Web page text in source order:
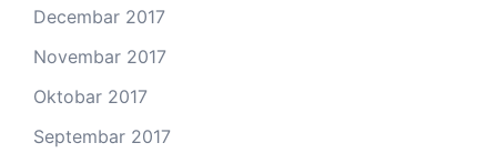
Decembar 2017
Novembar 2017
Oktobar 2017
Septembar 2017